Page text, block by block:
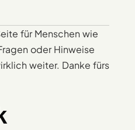
für Menschen wie
oder Hinweise
weiter. Danke fürs